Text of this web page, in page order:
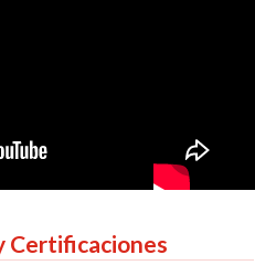
Certificaciones